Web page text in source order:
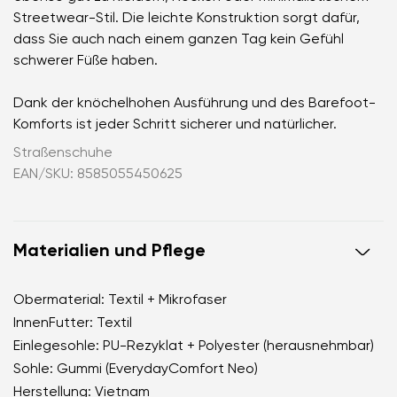
Streetwear-Stil. Die leichte Konstruktion sorgt dafür,
dass Sie auch nach einem ganzen Tag kein Gefühl
schwerer Füße haben.
Dank der knöchelhohen Ausführung und des Barefoot-
Komforts ist jeder Schritt sicherer und natürlicher.
Straßenschuhe
EAN/SKU: 8585055450625
Materialien und Pflege
Obermaterial: Textil + Mikrofaser
InnenFutter: Textil
Einlegesohle: PU-Rezyklat + Polyester (herausnehmbar)
Sohle: Gummi (EverydayComfort Neo)
Herstellung: Vietnam